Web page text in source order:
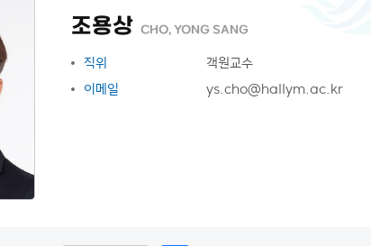
조용상 CHO, YONG SANG
직위
객원교수
이메일
ys.cho@hallym.ac.kr